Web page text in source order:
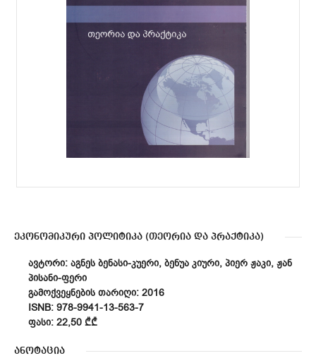
ეკონომიკური პოლიტიკა (თეორია და პრაქტიკა)
ᲐᲕᲢᲝᲠᲘ: ᲐᲒᲜᲔᲡ ᲑᲔᲜᲐᲡᲘ-ᲙᲣᲔᲠᲘ, ᲑᲔᲜᲣᲐ ᲙᲘᲣᲠᲘ, ᲞᲘᲔᲠ ᲟᲐᲙᲘ, ᲟᲐᲜ
ᲞᲘᲡᲐᲜᲘ-ᲤᲔᲠᲘ
ᲒᲐᲛᲝᲥᲕᲔᲧᲜᲔᲑᲘᲡ ᲗᲐᲠᲘᲦᲘ: 2016
ISNB: 978-9941-13-563-7
ᲤᲐᲡᲘ: 22,50 ₾₾
ანოტაცია